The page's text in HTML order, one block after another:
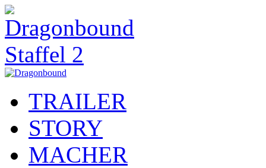
TRAILER
STORY
MACHER